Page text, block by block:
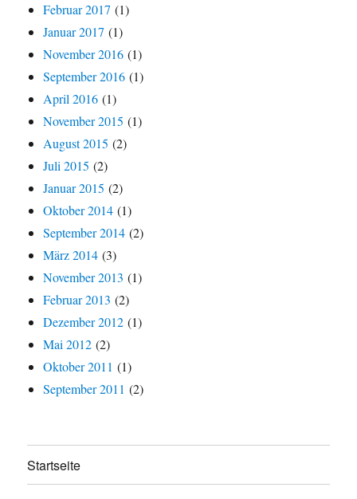
Februar 2017 (1)
Januar 2017 (1)
November 2016 (1)
September 2016 (1)
April 2016 (1)
November 2015 (1)
August 2015 (2)
Juli 2015 (2)
Januar 2015 (2)
Oktober 2014 (1)
September 2014 (2)
März 2014 (3)
November 2013 (1)
Februar 2013 (2)
Dezember 2012 (1)
Mai 2012 (2)
Oktober 2011 (1)
September 2011 (2)
Startseite